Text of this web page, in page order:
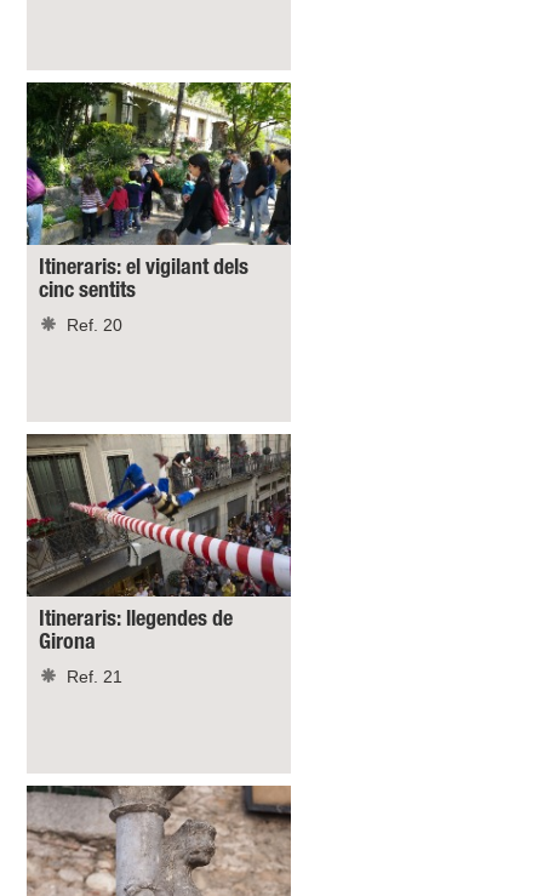
Itineraris: el vigilant dels
cinc sentits
Ref. 20
Itineraris: llegendes de
Girona
Ref. 21